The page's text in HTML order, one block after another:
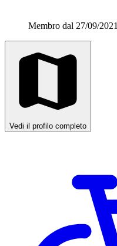
Membro dal 27/09/2021
Vedi il profilo completo